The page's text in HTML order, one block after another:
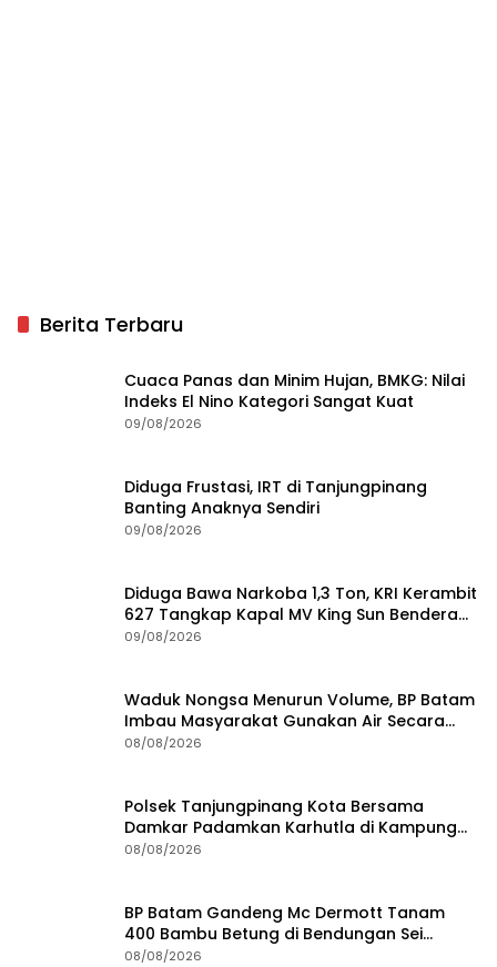
Berita Terbaru
Cuaca Panas dan Minim Hujan, BMKG: Nilai
Indeks El Nino Kategori Sangat Kuat
09/08/2026
Diduga Frustasi, IRT di Tanjungpinang
Banting Anaknya Sendiri
09/08/2026
Diduga Bawa Narkoba 1,3 Ton, KRI Kerambit
627 Tangkap Kapal MV King Sun Bendera
Tanzania
09/08/2026
Waduk Nongsa Menurun Volume, BP Batam
Imbau Masyarakat Gunakan Air Secara
Bijak
08/08/2026
Polsek Tanjungpinang Kota Bersama
Damkar Padamkan Karhutla di Kampung
Bugis
08/08/2026
BP Batam Gandeng Mc Dermott Tanam
400 Bambu Betung di Bendungan Sei
Nongsa
08/08/2026